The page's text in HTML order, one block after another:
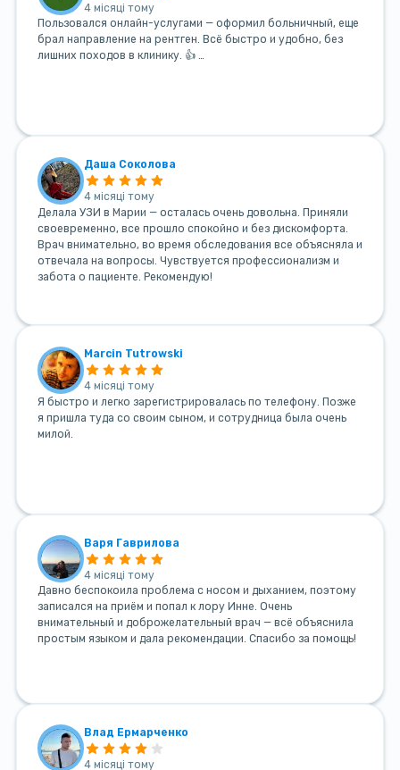
4 місяці тому
Пользовался онлайн-услугами — оформил больничный, еще
брал направление на рентген. Всё быстро и удобно, без
лишних походов в клинику. 👍 …
Даша Соколова
4 місяці тому
Делала УЗИ в Марии — осталась очень довольна. Приняли
своевременно, все прошло спокойно и без дискомфорта.
Врач внимательно, во время обследования все объясняла и
отвечала на вопросы. Чувствуется профессионализм и
забота о пациенте. Рекомендую!
Marcin Tutrowski
4 місяці тому
Я быстро и легко зарегистрировалась по телефону. Позже
я пришла туда со своим сыном, и сотрудница была очень
милой.
Варя Гаврилова
4 місяці тому
Давно беспокоила проблема с носом и дыханием, поэтому
записался на приём и попал к лору Инне. Очень
внимательный и доброжелательный врач — всё объяснила
простым языком и дала рекомендации. Спасибо за помощь!
Влад Ермарченко
4 місяці тому